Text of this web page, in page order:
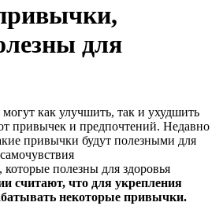
для
как улучшить, так и ухудшить
привычек и предпочтений. Недавно
привычки будут полезными для
считают, что для укрепления
некоторые привычки.